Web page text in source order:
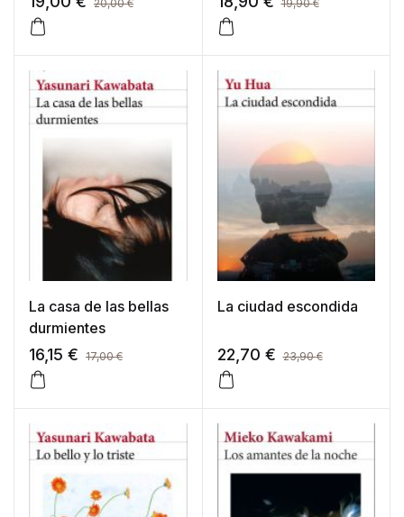
20,00€ 19,90€
La casa de las bellas
durmientes
16,15 € 17,00€
La ciudad escondida
22,70 € 23,90€